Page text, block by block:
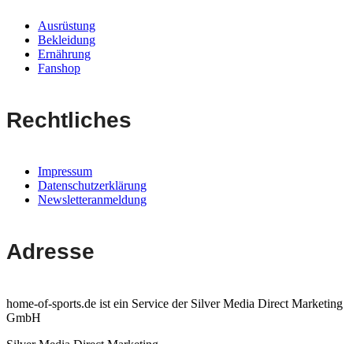
Ausrüstung
Bekleidung
Ernährung
Fanshop
Rechtliches
Impressum
Datenschutzerklärung
Newsletteranmeldung
Adresse
home-of-sports.de ist ein Service der Silver Media Direct Marketing
GmbH